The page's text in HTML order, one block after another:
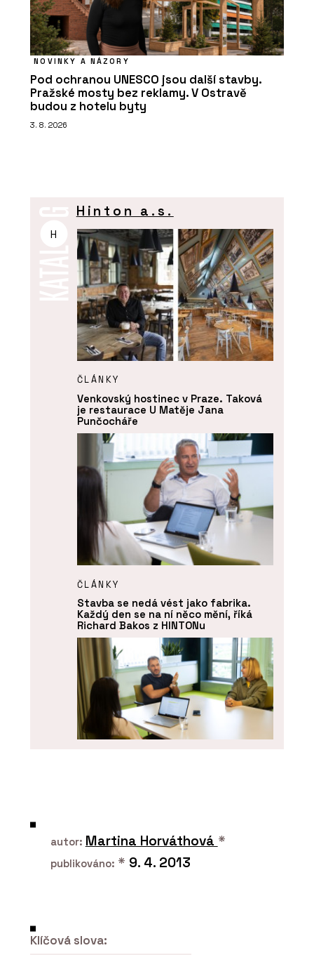
NOVINKY A NÁZORY
Pod ochranou UNESCO jsou další stavby.
Pražské mosty bez reklamy. V Ostravě
budou z hotelu byty
3. 8. 2026
H
Hinton a.s.
ČLÁNKY
Venkovský hostinec v Praze. Taková
je restaurace U Matěje Jana
Punčocháře
ČLÁNKY
Stavba se nedá vést jako fabrika.
Každý den se na ní něco mění, říká
Richard Bakos z HINTONu
HINTONu
autor: Martina Horváthová *
publikováno: * 9. 4. 2013
Klíčová slova: